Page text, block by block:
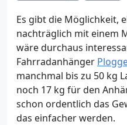
Es gibt die Möglichkeit,
nachträglich mit einem
wäre durchaus
Fahrradanhänger
manchmal bis zu 50 kg
noch 17 kg für den
schon ordentlich das
das einfacher werden.